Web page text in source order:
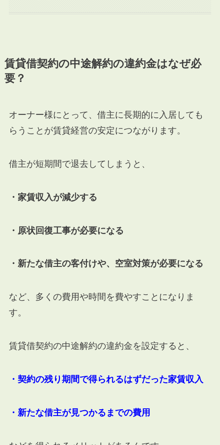
賃貸借契約の中途解約の違約金はなぜ必
要？
オーナー様にとって、借主に長期的に入居しても
らうことが賃貸経営の安定につながります。
借主が短期間で退去してしまうと、
・家賃収入が減少する
・原状回復工事が必要になる
・新たな借主の客付けや、空室対策が必要になる
など、多くの費用や時間を費やすことになりま
す。
賃貸借契約の中途解約の違約金を設定すると、
・契約の残り期間で得られるはずだった家賃収入
・新たな借主が見つかるまでの費用